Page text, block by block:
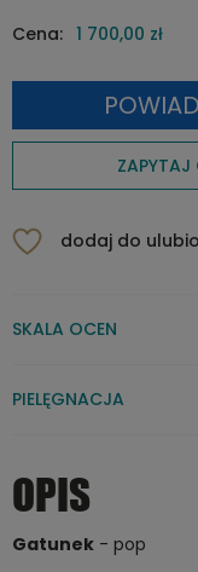
Cena: 1 700,00 zł
ZAPYTAJ
dodaj do
SKALA OCEN
PIELĘGNACJA
OPIS
Gatunek - pop